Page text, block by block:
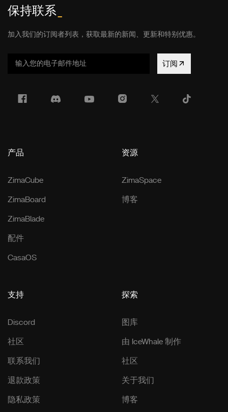
保持联系
加入我们的订阅者列表，获取最新的新闻、更新和特别优惠。
订阅
产品
ZimaCube
ZimaBoard
ZimaBlade
配件
CasaOS
资源
ZimaSpace
博客
支持
Discord
社区
联系我们
退款政策
隐私政策
探索
图库
由 IceWhale 制作
社区
关于我们
博客